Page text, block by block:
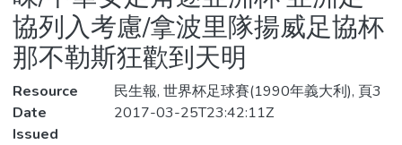
協列入考慮/拿波里隊揚威足協杯
那不勒斯狂歡到天明
Resource
民生報, 世界杯足球賽(1990年義大利), 頁3
Date
Issued
2017-03-25T23:42:11Z